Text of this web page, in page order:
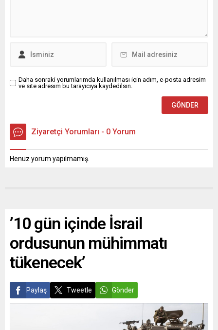
Daha sonraki yorumlarımda kullanılması için adım, e-posta adresim
ve site adresim bu tarayıcıya kaydedilsin.
Ziyaretçi Yorumları - 0 Yorum
Henüz yorum yapılmamış.
’10 gün içinde İsrail
ordusunun mühimmatı
tükenecek’
Paylaş Tweetle Gönder